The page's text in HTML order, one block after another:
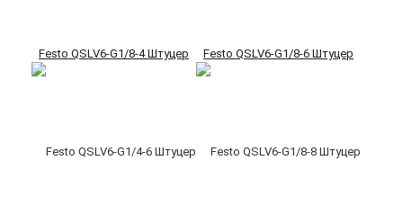
Festo QSLV6-G1/8-4 Штуцер Festo QSLV6-G1/8-6 Штуцер